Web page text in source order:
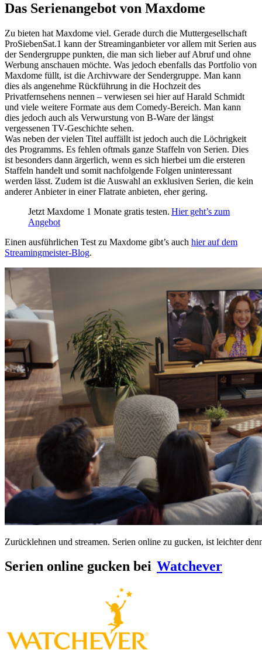
Das Serienangebot von Maxdome
Zu bieten hat Maxdome viel. Gerade durch die Muttergesellschaft
ProSiebenSat.1 kann der Streaminganbieter vor allem mit Serien aus
der Sendergruppe punkten, die man sich lieber auf Abruf und ohne
Werbung anschauen möchte. Was jedoch ebenfalls das Portfolio von
Maxdome füllt, ist die Archivware der Sendergruppe. Man kann
dies als angenehme Rückführung in die Hochzeit des
Privatfernsehens nennen – verwiesen sei hier auf Harald Schmidt
und viele weitere Formate aus dem Comedy-Bereich. Man kann
dies jedoch auch als Verwurstung von B-Ware der längst
vergessenen TV-Geschichte sehen.
Was neben der vielen Titel auffällt ist jedoch auch die Löchrigkeit
des Programms. Es fehlen oftmals ganze Staffeln von Serien. Dies
ist besonders dann ärgerlich, wenn es sich hierbei um die ersteren
Staffeln handelt und somit nachfolgende Folgen uninteressant
werden lässt. Zudem ist die Auswahl an exklusiven Serien, die kein
anderer Anbieter in einer Flatrate anbieten, eher gering.
Jetzt Maxdome 1 Monate gratis testen. Hier geht’s zum
Angebot
Einen ausführlichen Test zu Maxdome gibt’s auch hier auf dem
Streamingmeister-Blog.
Zurücklehnen und streamen. Serien online zu gucken, ist leichter
Serien online gucken bei Watchever